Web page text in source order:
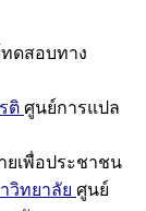
ดสอบทาง
ติ ศูนย์การแปล
เพื่อประชาชน
วิทยาลัย ศูนย์